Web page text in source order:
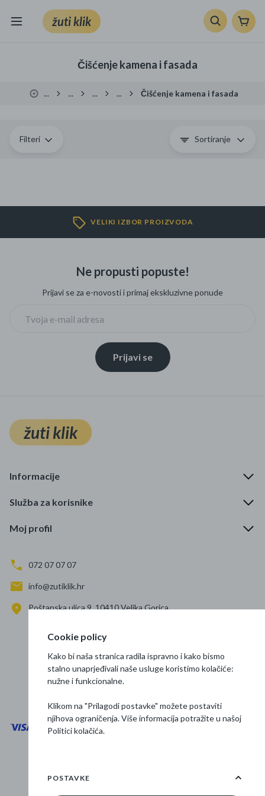
žuti klik
TV, audio i foto
Sport i slobodno vrijeme
Čišćenje zaliha
Kišobrani akcija
Ograničena cijena
Najpopularniji proizvodi
Roba s greškom
Čišćenje kamena i fasada
... ... ... ... Čišćenje kamena i fasada
Filteri Sortiranje
VELIKI IZBOR PROIZVODA
Ne propusti popuste!
Prijavi se za e-novosti i primaj ekskluzivne ponude
Prijavi se
žuti klik
Informacije
Služba za korisnike
Moj profil
072 07 07 07
info@zutiklik.hr
Poštanska ulica 9, 10410 Velika Gorica
Prati nas
Osnovne informacije
Cookie policy
Kako bi naša stranica radila ispravno i kako bismo
stalno unaprjeđivali naše usluge koristimo kolačiće:
nužne i funkcionalne.
Klikom na "Prilagodi postavke" možete postaviti
njihova ograničenja. Više informacija potražite u našoj
Politici kolačića.
POSTAVKE